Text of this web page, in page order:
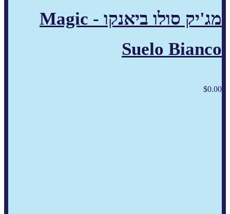
מג'יק סולו ביאנקו - Magic
Suelo Bianco
$0.00